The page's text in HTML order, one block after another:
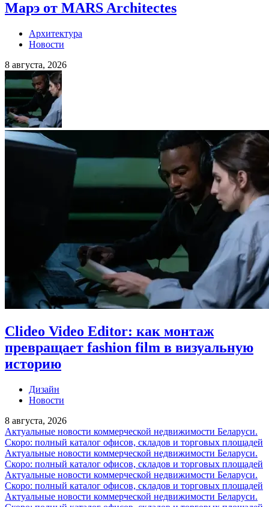
Марэ от MARS Architectes
Архитектура
Новости
8 августа, 2026
Clideo Video Editor: как монтаж
превращает fashion film в визуальную
историю
Дизайн
Новости
8 августа, 2026
Актуальные новости коммерческой недвижимости Беларуси.
Скоро: полный каталог офисов, складов и торговых площадей
Актуальные новости коммерческой недвижимости Беларуси.
Скоро: полный каталог офисов, складов и торговых площадей
Актуальные новости коммерческой недвижимости Беларуси.
Скоро: полный каталог офисов, складов и торговых площадей
Актуальные новости коммерческой недвижимости Беларуси.